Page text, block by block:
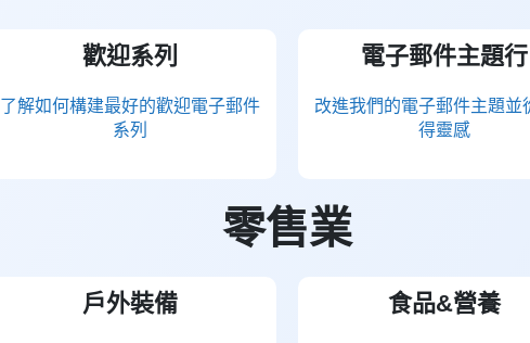
歡迎系列
了解如何構建最好的歡迎電子郵件
系列
電子郵件主題行
改進我們的電子郵件主題並
得靈感
零售業
戶外裝備 食品&營養